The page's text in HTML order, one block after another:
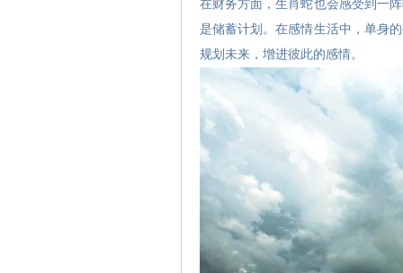
在财务方面，生肖蛇也会感受到一
是储蓄计划。在感情生活中，单身
规划未来，增进彼此的感情。